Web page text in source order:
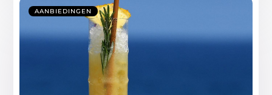
AANBIEDINGEN